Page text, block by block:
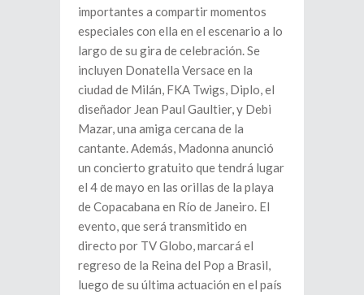
importantes a compartir momentos
especiales con ella en el escenario a lo
largo de su gira de celebración. Se
incluyen Donatella Versace en la
ciudad de Milán, FKA Twigs, Diplo, el
diseñador Jean Paul Gaultier, y Debi
Mazar, una amiga cercana de la
cantante. Además, Madonna anunció
un concierto gratuito que tendrá lugar
el 4 de mayo en las orillas de la playa
de Copacabana en Río de Janeiro. El
evento, que será transmitido en
directo por TV Globo, marcará el
regreso de la Reina del Pop a Brasil,
luego de su última actuación en el país